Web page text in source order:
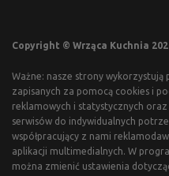
Copyright © Wrząca Kuchnia
Ważne: nasze strony wykorzystują
zapisanych za pomocą cookies i
reklamowych i statystycznych
serwisów do indywidualnych
współpracujący z nami
aplikacji multimedialnych. W
można zmienić ustawienia